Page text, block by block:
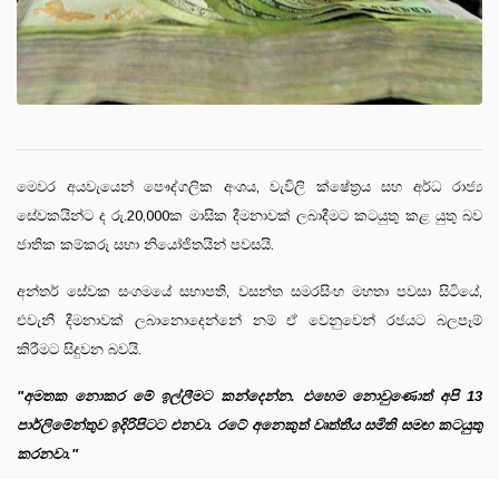
මෙවර අයවැයෙන් පෞද්ගලික අංශය, වැවිලි ක්ෂේත්‍රය සහ අර්ධ රාජ්‍ය
සේවකයින්ට ද රු.20,000ක මාසික දීමනාවක් ලබාදීමට කටයුතු කළ යුතු බව
ජාතික කම්කරු සභා නියෝජිතයින් පවසයි.
අන්තර් සේවක සංගමයේ සභාපති, වසන්ත සමරසිංහ මහතා පවසා සිටියේ,
එවැනි දීමනාවක් ලබානොදෙන්නේ නම් ඒ වෙනුවෙන් රජයට බලපෑම්
කිරීමට සිදුවන බවයි.
"අමතක නොකර මේ ඉල්ලීමට කන්දෙන්න. එහෙම නොවුණොත් අපි 13
පාර්ලිමේන්තුව ඉදිරිපිටට එනවා. රටේ අනෙකුත් වෘත්තීය සමිති සමඟ කටයුතු
කරනවා."